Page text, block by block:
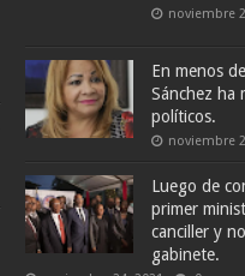
noviembre
En menos
Sánchez ha
políticos.
noviembre
Luego de
primer
canciller y
gabinete.